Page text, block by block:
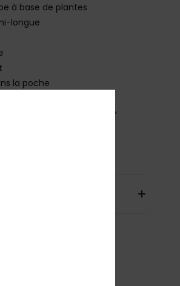
à base de plantes
longue
la poche
recyclé, 35% polyester, 12%